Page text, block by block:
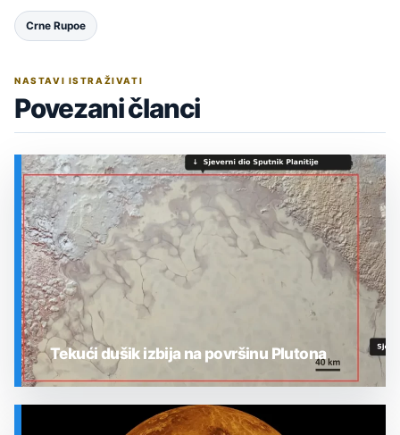
Crne Rupoe
NASTAVI ISTRAŽIVATI
Povezani članci
Tekući dušik izbija na površinu Plutona